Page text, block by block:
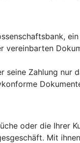
vereinbarten
Zahlung
oder die Ihrer
Mit